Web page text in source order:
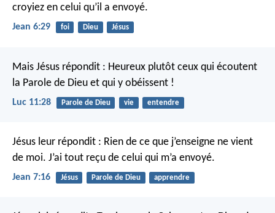
croyiez en celui qu’il a envoyé.
Jean 6:29 foi Dieu Jésus
Mais Jésus répondit : Heureux plutôt ceux qui écoutent
la Parole de Dieu et qui y obéissent !
Luc 11:28 Parole de Dieu vie entendre
Jésus leur répondit : Rien de ce que j’enseigne ne vient
de moi. J’ai tout reçu de celui qui m’a envoyé.
Jean 7:16 Jésus Parole de Dieu apprendre